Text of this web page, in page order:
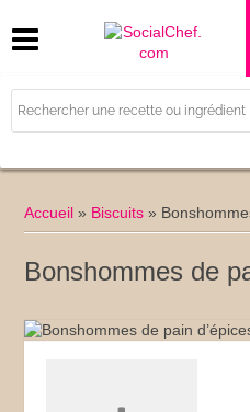
Accueil » Biscuits »
Bonshommes de